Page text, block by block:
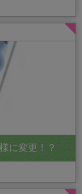
に変更！？